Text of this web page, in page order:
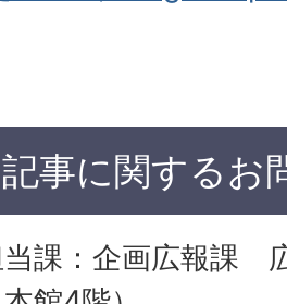
事に関するお
課：企画広報課